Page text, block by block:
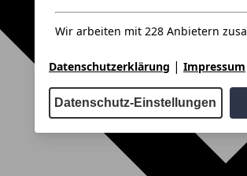
Wir arbeiten mit 228 Anbietern
Datenschutzerklärung | Impressum
Datenschutz-Einstellungen